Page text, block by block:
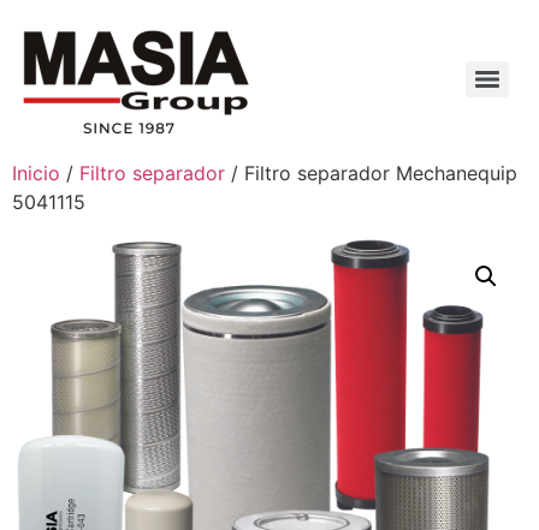
Inicio / Filtro separador / Filtro separador Mechanequip
5041115